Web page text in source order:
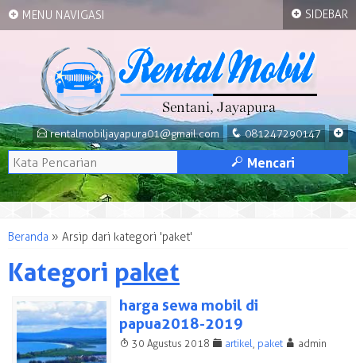
+ MENU NAVIGASI
+
q 081247290147
Erentalmobiljayapura01@gmail.com
M Mencari
Beranda » Arsip dari kategori 'paket'
Kategori paket
harga sewa mobil di
papua2018-2019
T 30 Agustus 2018 F artikel, paket A admin
+ SIDEBAR